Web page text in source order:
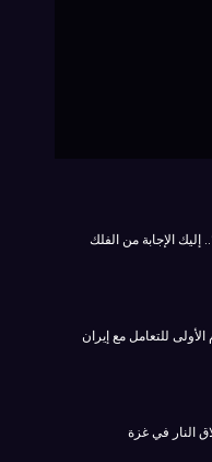
الإجابة من الفلك
النار في غزة